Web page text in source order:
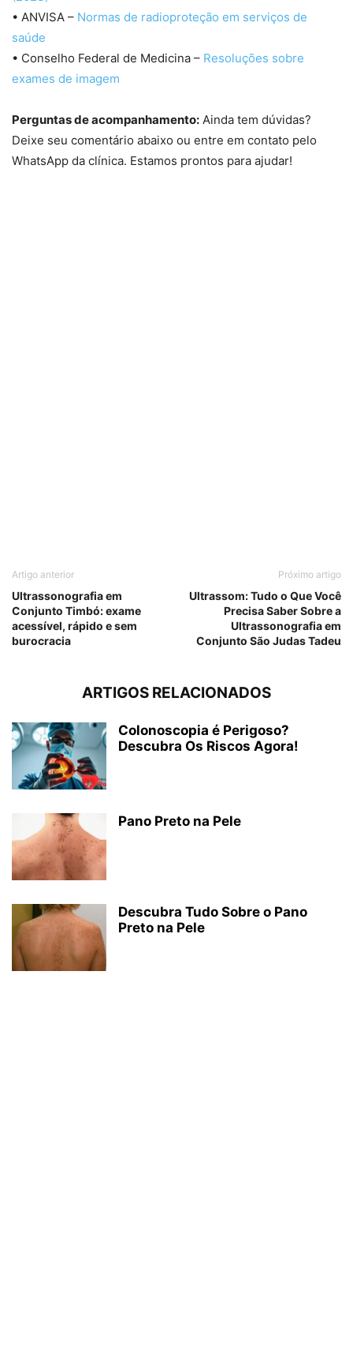
• ANVISA – Normas de radioproteção em serviços de
saúde
• Conselho Federal de Medicina – Resoluções sobre
exames de imagem
Perguntas de acompanhamento: Ainda tem dúvidas?
Deixe seu comentário abaixo ou entre em contato pelo
WhatsApp da clínica. Estamos prontos para ajudar!
Artigo anterior
Ultrassonografia em
Conjunto Timbó: exame
acessível, rápido e sem
burocracia
Próximo artigo
Ultrassom: Tudo o Que Você
Precisa Saber Sobre a
Ultrassonografia em
Conjunto São Judas Tadeu
ARTIGOS RELACIONADOS
Colonoscopia é Perigoso?
Descubra Os Riscos Agora!
Pano Preto na Pele
Descubra Tudo Sobre o Pano
Preto na Pele